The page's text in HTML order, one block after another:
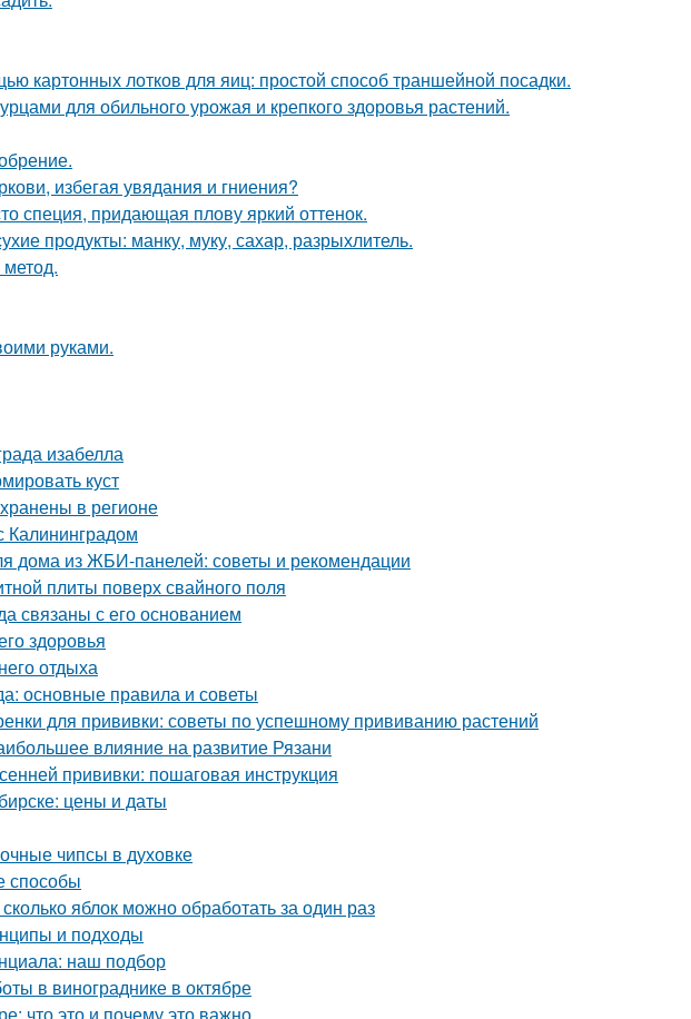
картонных лотков для яиц: простой способ траншейной посадки.
для обильного урожая и крепкого здоровья растений.
избегая увядания и гниения?
специя, придающая плову яркий оттенок.
продукты: манку, муку, сахар, разрыхлитель.
руками.
изабелла
куст
в регионе
Калининградом
дома из ЖБИ-панелей: советы и рекомендации
плиты поверх свайного поля
связаны с его основанием
здоровья
отдыха
основные правила и советы
для прививки: советы по успешному прививанию растений
влияние на развитие Рязани
прививки: пошаговая инструкция
цены и даты
чипсы в духовке
способы
яблок можно обработать за один раз
и подходы
наш подбор
в винограднике в октябре